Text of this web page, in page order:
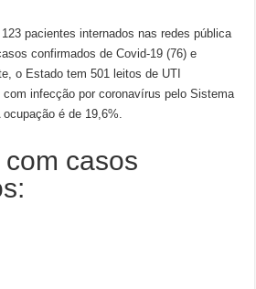
pacientes internados nas redes pública
confirmados de Covid-19 (76) e
o Estado tem 501 leitos de UTI
infecção por coronavírus pelo Sistema
é de 19,6%.
casos